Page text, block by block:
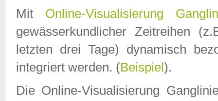
Mit Online-Visualisierung
gewässerkundlicher Zeitreihen
letzten drei Tage) dynamisch
integriert werden. (Beispiel ).
Die Online-Visualisierung